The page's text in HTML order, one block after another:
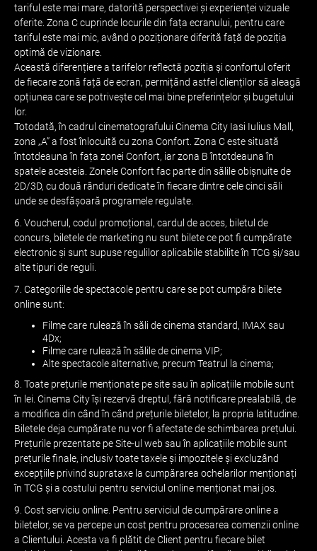
tariful este mai mare, datorită perspectivei și experienței vizuale
oferite. Zona C cuprinde locurile din fața ecranului, pentru care
tariful este mai mic, având o poziționare diferită față de poziția
optimă de vizionare.
Această diferențiere a tarifelor reflectă poziția și confortul oferit
de fiecare zonă față de ecran, permițând astfel clienților să aleagă
opțiunea care se potrivește cel mai bine preferințelor și bugetului
lor.
Totodată, în cadrul cinematografului Cinema City Iasi Iulius Mall,
zona „A” a fost înlocuită cu zona Confort. Zona C este situată
întotdeauna în fața zonei Confort, iar zona B întotdeauna în
spatele acesteia. Zonele Confort fac parte din sălile obișnuite de
2D/3D, cu două rânduri dedicate în fiecare dintre cele cinci săli
unde se desfășoară programele regulate.
6. Voucherul, codul promoțional, cardul de acces, biletul de
concurs, biletele de marketing nu sunt bilete ce pot fi cumpărate
electronic și sunt supuse regulilor aplicabile stabilite în TCG și/sau
alte tipuri de reguli.
7. Categoriile de spectacole pentru care se pot cumpăra bilete
online sunt:
Filme care rulează în săli de cinema standard, IMAX sau
4Dx;
Filme care rulează în sălile de cinema VIP;
Alte spectacole alternative, precum Teatrul la cinema;
8. Toate prețurile menționate pe site sau în aplicațiile mobile sunt
în lei. Cinema City își rezervă dreptul, fără notificare prealabilă, de
a modifica din când în când prețurile biletelor, la propria latitudine.
Biletele deja cumpărate nu vor fi afectate de schimbarea prețului.
Prețurile prezentate pe Site-ul web sau în aplicațiile mobile sunt
prețurile finale, inclusiv toate taxele și impozitele și excluzând
excepțiile privind suprataxe la cumpărarea ochelarilor menționați
în TCG și a costului pentru serviciul online menționat mai jos.
9. Cost serviciu online. Pentru serviciul de cumpărare online a
biletelor, se va percepe un cost pentru procesarea comenzii online
a Clientului. Acesta va fi plătit de Client pentru fiecare bilet